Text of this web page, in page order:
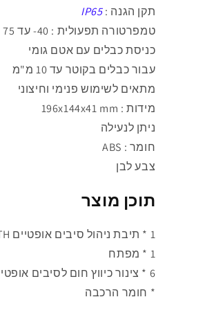
תקן הגנה :IP65
טמפרטורה תפעולית : 40- עד 75 מעלות
כניסת כבלים עם אטם גומי
עבור כבלים בקוטר עד 10 מ"מ
מתאים לשימוש פנימי וחיצוני
מידות : 196x144x41 mm
ניתן לנעילה
חומר :
צבע לבן
תוכן מוצר
1 * תיבת ניהול סיבים אופטיים FTTH
1 *
מפתח
6 * צינור כיווץ חום לסיבים אופטיים
* חומר הרכבה